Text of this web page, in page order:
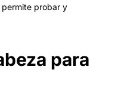
probar y
para